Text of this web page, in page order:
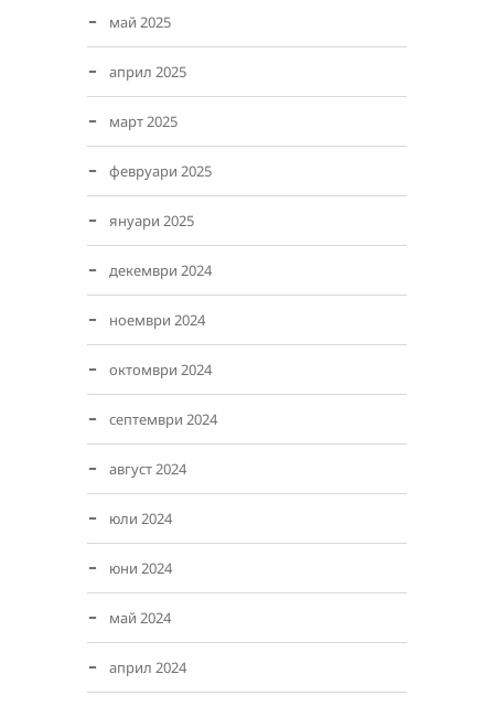
май 2025
април 2025
март 2025
февруари 2025
януари 2025
декември 2024
ноември 2024
октомври 2024
септември 2024
август 2024
юли 2024
юни 2024
май 2024
април 2024